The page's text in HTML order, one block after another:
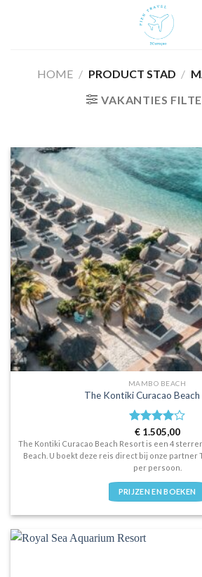
HOME / PRODUCT STAD /
VAKANTIES
MAMBO BEACH
The Kontiki Curacao Beach
Waardering
4uit 5
€1.505,00
The Kontiki Curacao Beach Resort is een 4
Beach. U boekt deze reis direct bij onze partner
per persoon.
PRIJZEN EN BOEKEN